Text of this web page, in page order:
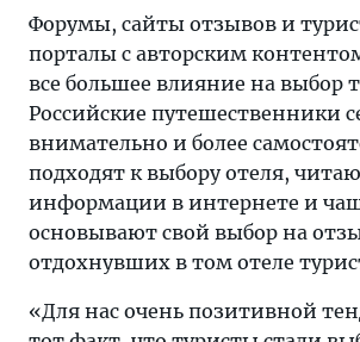
Форумы, сайты отзывов и
порталы с авторским
все большее влияние на выбор
Российские путешественники
внимательно и более
подходят к выбору отеля,
информации в интернете и
основывают свой выбор на
отдохнувших в том отеле
«Для нас очень позитивной